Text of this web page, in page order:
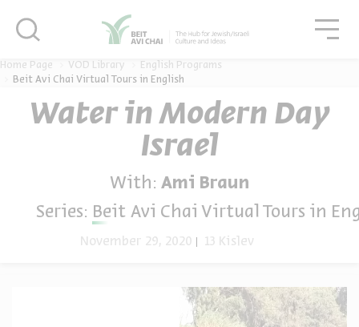
Home Page VOD Library
English Programs
Beit Avi Chai Virtual Tours in English
Water in Modern Day
Israel
With: Ami Braun
Series: Beit Avi Chai Virtual Tours in
November 29, 2020 13 Kislev